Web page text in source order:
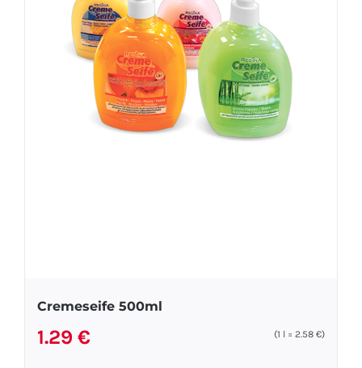
Cremeseife 500ml
1.29 € (1 l =2.58€)